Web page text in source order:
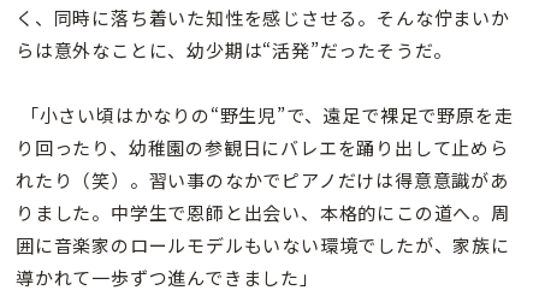
く、同時に落ち着いた知性を感じさせる。そんな佇まいか
らは意外なことに、幼少期は“活発”だったそうだ。
「小さい頃はかなりの“野生児”で、遠足で裸足で野原を走
り回ったり、幼稚園の参観日にバレエを踊り出して止めら
れたり（笑）。習い事のなかでピアノだけは得意意識があ
りました。中学生で恩師と出会い、本格的にこの道へ。周
囲に音楽家のロールモデルもいない環境でしたが、家族に
導かれて一歩ずつ進んできました」